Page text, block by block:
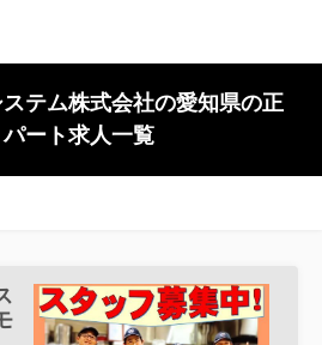
テム株式会社の愛知県の正
ート求人一覧